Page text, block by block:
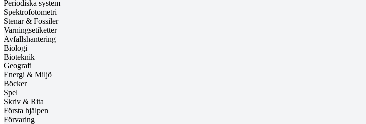
Periodiska system
Spektrofotometri
Stenar & Fossiler
Varningsetiketter
Avfallshantering
Biologi
Bioteknik
Geografi
Energi & Miljö
Böcker
Spel
Skriv & Rita
Första hjälpen
Förvaring